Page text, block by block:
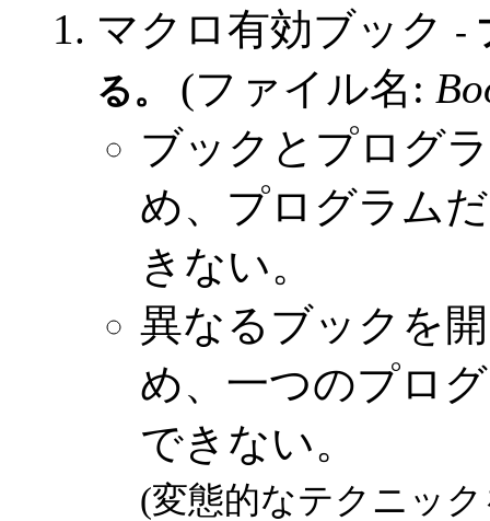
マクロ有効ブック ‐
る。
(ファイル名:
ブックとプログ
め、プログラム
きない。
異なるブックを
め、一つのプロ
できない。
(変態的なテクニッ